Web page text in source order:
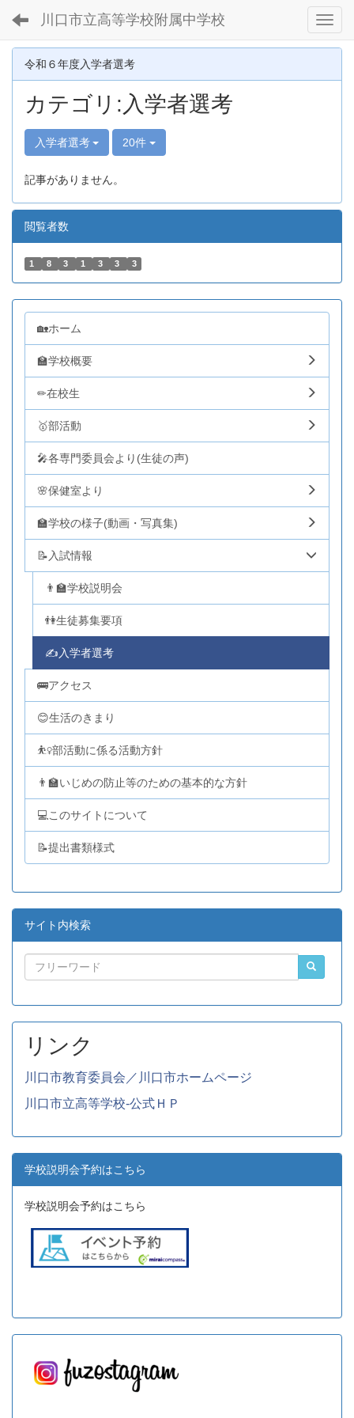
川口市立高等学校附属中学校
令和６年度入学者選考
カテゴリ:入学者選考
入学者選考 20件
記事がありません。
閲覧者数
1 8 3 1 3 3 3
🏡ホーム
🏫学校概要
✏在校生
🥇部活動
🎤各専門委員会より(生徒の声)
🌸保健室より
🏫学校の様子(動画・写真集)
📝入試情報
👨‍🏫学校説明会
👫生徒募集要項
✍入学者選考
🚌アクセス
😊生活のきまり
⛹️‍♀️部活動に係る活動方針
👨‍🏫いじめの防止等のための基本的な方針
💻このサイトについて
📝提出書類様式
サイト内検索
リンク
川口市教育委員会／川口市ホームページ
川口市立高等学校-公式ＨＰ
学校説明会予約はこちら
学校説明会予約はこちら